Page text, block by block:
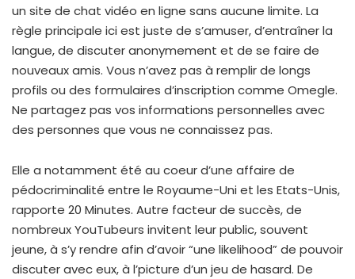
un site de chat vidéo en ligne sans aucune limite. La
règle principale ici est juste de s’amuser, d’entraîner la
langue, de discuter anonymement et de se faire de
nouveaux amis. Vous n’avez pas à remplir de longs
profils ou des formulaires d’inscription comme Omegle.
Ne partagez pas vos informations personnelles avec
des personnes que vous ne connaissez pas.
Elle a notamment été au coeur d’une affaire de
pédocriminalité entre le Royaume-Uni et les Etats-Unis,
rapporte 20 Minutes. Autre facteur de succès, de
nombreux YouTubeurs invitent leur public, souvent
jeune, à s’y rendre afin d’avoir “une likelihood” de pouvoir
discuter avec eux, à l’picture d’un jeu de hasard. De